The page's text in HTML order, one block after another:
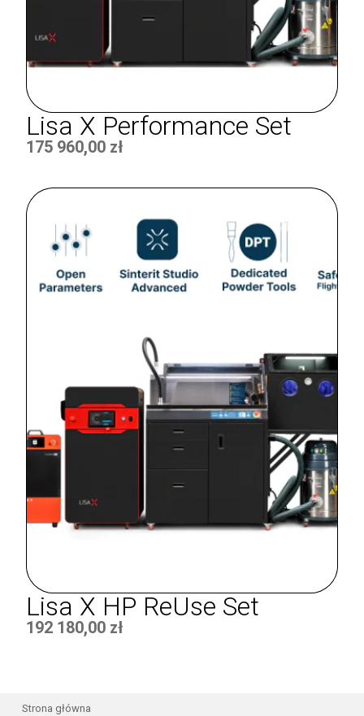
Lisa X Performance Set
175 960,00 zł
Lisa X HP ReUse Set
192 180,00 zł
Strona główna